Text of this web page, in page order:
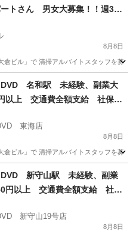
トさん 男女大募集！！週3日
来る方 簡単な内容のお掃除
心！
8月8日
倉ビル」で 清掃アルバイトスタッフを募
DVD 名和駅 未経験、副業大
以上 交通費全額支給 社保完
払い、週払いOK！ 店舗内
4時間以上 週1日からOK
東海店
8月8日
倉ビル」で 清掃アルバイトスタッフを募
フリーダイヤル
DVD 新守山駅 未経験、副業
円以上 交通費全額支給 社保
日払い、週払いOK！ 店舗
1日4時間以上 週1日からOK
新守山19号店
8月8日